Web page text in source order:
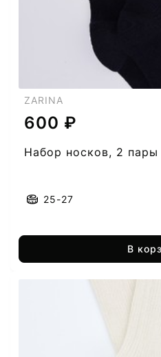
ZARINA
600 ₽
Набор носков, 2
25-27
В